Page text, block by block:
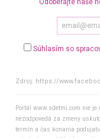
Odoberajte naše
Súhlasím so
Zdroj: https://
Portál www.sdetmi.com nie
nezodpovedá za zmeny
termín a čas konania